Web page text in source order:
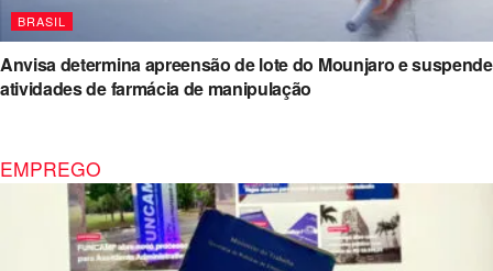
BRASIL
Anvisa determina apreensão de lote do Mounjaro e suspende
atividades de farmácia de manipulação
EMPREGO